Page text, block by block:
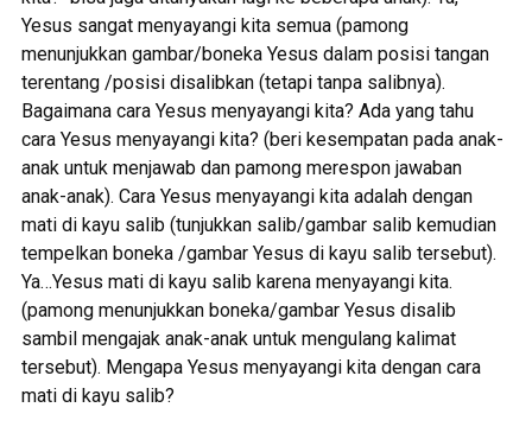
Yesus sangat menyayangi kita semua (pamong
menunjukkan gambar/boneka Yesus dalam posisi tangan
terentang /posisi disalibkan (tetapi tanpa salibnya).
Bagaimana cara Yesus menyayangi kita? Ada yang tahu
cara Yesus menyayangi kita? (beri kesempatan pada anak-
anak untuk menjawab dan pamong merespon jawaban
anak-anak). Cara Yesus menyayangi kita adalah dengan
mati di kayu salib (tunjukkan salib/gambar salib kemudian
tempelkan boneka /gambar Yesus di kayu salib tersebut).
Ya…Yesus mati di kayu salib karena menyayangi kita.
(pamong menunjukkan boneka/gambar Yesus disalib
sambil mengajak anak-anak untuk mengulang kalimat
tersebut). Mengapa Yesus menyayangi kita dengan cara
mati di kayu salib?